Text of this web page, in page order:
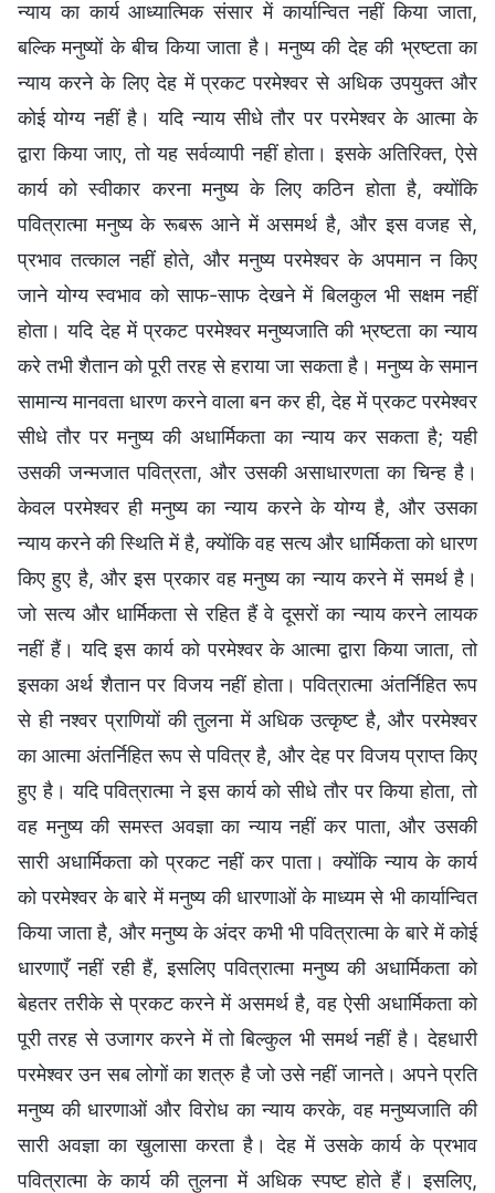
न्याय का कार्य आध्यात्मिक संसार में कार्यान्वित नहीं किया जाता,
बल्कि मनुष्यों के बीच किया जाता है। मनुष्य की देह की भ्रष्टता का
न्याय करने के लिए देह में प्रकट परमेश्वर से अधिक उपयुक्त और
कोई योग्य नहीं है। यदि न्याय सीधे तौर पर परमेश्वर के आत्मा के
द्वारा किया जाए, तो यह सर्वव्यापी नहीं होता। इसके अतिरिक्त, ऐसे
कार्य को स्वीकार करना मनुष्य के लिए कठिन होता है, क्योंकि
पवित्रात्मा मनुष्य के रूबरू आने में असमर्थ है, और इस वजह से,
प्रभाव तत्काल नहीं होते, और मनुष्य परमेश्वर के अपमान न किए
जाने योग्य स्वभाव को साफ-साफ देखने में बिलकुल भी सक्षम नहीं
होता। यदि देह में प्रकट परमेश्वर मनुष्यजाति की भ्रष्टता का न्याय
करे तभी शैतान को पूरी तरह से हराया जा सकता है। मनुष्य के समान
सामान्य मानवता धारण करने वाला बन कर ही, देह में प्रकट परमेश्वर
सीधे तौर पर मनुष्य की अधार्मिकता का न्याय कर सकता है; यही
उसकी जन्मजात पवित्रता, और उसकी असाधारणता का चिन्ह है।
केवल परमेश्वर ही मनुष्य का न्याय करने के योग्य है, और उसका
न्याय करने की स्थिति में है, क्योंकि वह सत्य और धार्मिकता को धारण
किए हुए है, और इस प्रकार वह मनुष्य का न्याय करने में समर्थ है।
जो सत्य और धार्मिकता से रहित हैं वे दूसरों का न्याय करने लायक
नहीं हैं। यदि इस कार्य को परमेश्वर के आत्मा द्वारा किया जाता, तो
इसका अर्थ शैतान पर विजय नहीं होता। पवित्रात्मा अंतर्निहित रूप
से ही नश्वर प्राणियों की तुलना में अधिक उत्कृष्ट है, और परमेश्वर
का आत्मा अंतर्निहित रूप से पवित्र है, और देह पर विजय प्राप्त किए
हुए है। यदि पवित्रात्मा ने इस कार्य को सीधे तौर पर किया होता, तो
वह मनुष्य की समस्त अवज्ञा का न्याय नहीं कर पाता, और उसकी
सारी अधार्मिकता को प्रकट नहीं कर पाता। क्योंकि न्याय के कार्य
को परमेश्वर के बारे में मनुष्य की धारणाओं के माध्यम से भी कार्यान्वित
किया जाता है, और मनुष्य के अंदर कभी भी पवित्रात्मा के बारे में कोई
धारणाएँ नहीं रही हैं, इसलिए पवित्रात्मा मनुष्य की अधार्मिकता को
बेहतर तरीके से प्रकट करने में असमर्थ है, वह ऐसी अधार्मिकता को
पूरी तरह से उजागर करने में तो बिल्कुल भी समर्थ नहीं है। देहधारी
परमेश्वर उन सब लोगों का शत्रु है जो उसे नहीं जानते। अपने प्रति
मनुष्य की धारणाओं और विरोध का न्याय करके, वह मनुष्यजाति की
सारी अवज्ञा का खुलासा करता है। देह में उसके कार्य के प्रभाव
पवित्रात्मा के कार्य की तुलना में अधिक स्पष्ट होते हैं। इसलिए,